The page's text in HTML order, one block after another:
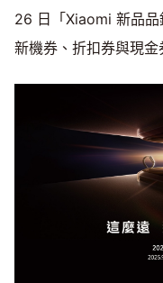
26 日「Xiaomi 新品品
新機券、折扣券與現金